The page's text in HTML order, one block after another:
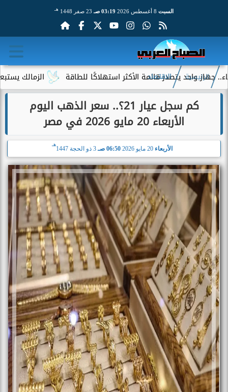
السبت 03:19 صـ 23 صفر 1448 هـ
الزمالك يستبعد 4 لاعبين شباب من حساباته في الموسم الجديد يتصدر قائمة الأكثر استهلاكًا للطاقة
الرئيسية الاقتصاد
كم سجل عيار 21؟.. سعر الذهب اليوم
الأربعاء 20 مايو 2026 في مصر
الأربعاء 20 مايو 2026 06:50 صـ 3 ذو الحجة 1447
هـ